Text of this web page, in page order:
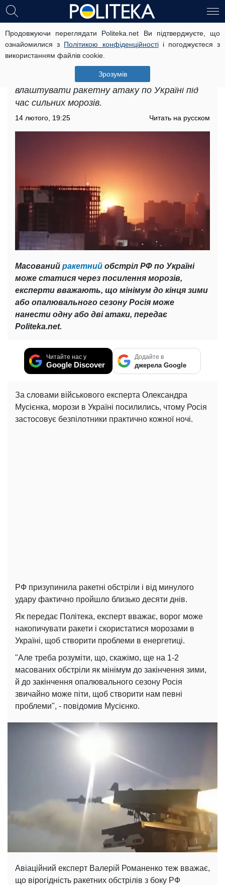
Продовжуючи переглядати Politeka.net Ви підтверджуєте, що
ознайомилися з Політикою конфіденційностіі погоджуєтеся з
використанням файлів cookie.
Зрозумів
Ракетна атака по Україні під час
сильних морозів: експерти
попередили українців
Українцям розповіли, чи може РФ
влаштувати ракетну атаку по Україні під
час сильних морозів.
14 лютого, 19:25 Читать на русском
Масований ракетний обстріл РФ по Україні
може статися через посилення морозів,
експерти вважають, що мінімум до кінця зими
або опалювального сезону Росія може
нанести одну або дві атаки, передає
Politeka.net.
Читайте нас у
Google Discover
Додайте в
джерела Google
За словами військового експерта Олександра
Мусієнка, морози в Україні посилились, чтому Росія
застосовує безпілотники практично кожної ночі.
РФ призупинила ракетні обстріли і від минулого
удару фактично пройшло близько десяти днів.
Як передає Політека, експерт вважає, ворог може
накопичувати ракети і скористатися морозами в
Україні, щоб створити проблеми в енергетиці.
"Але треба розуміти, що, скажімо, ще на 1-2
масованих обстріли як мінімум до закінчення зими,
й до закінчення опалювального сезону Росія
звичайно може піти, щоб створити нам певні
проблеми", - повідомив Мусієнко.
Авіаційний експерт Валерій Романенко теж вважає,
що вірогідність ракетних обстрілів з боку РФ